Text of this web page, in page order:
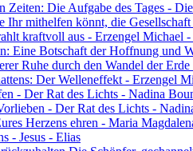
Zeiten: Die Aufgabe des Tages -
mithelfen könnt, die
kraftvoll aus - Erzengel Michael
Eine Botschaft der Hoffnung und
Ruhe durch den Wandel der
Der Welleneffekt - Erzengel
- Der Rat des Lichts - Nadina
- Der Rat des Lichts -
Herzens ehren - Maria
- Jesus - Elias